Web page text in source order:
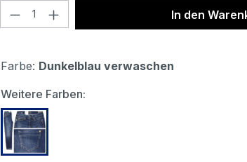
Produkt Anzahl: Gib den
In den
Farbe: Dunkelblau verwaschen
Weitere Farben:
MAC Rich Slim 7/8 Jeans dark blue net